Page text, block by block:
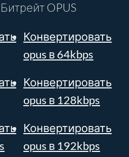
OPUS
Конвертировать
opus в 64kbps
Конвертировать
opus в 128kbps
Конвертировать
opus в 192kbps